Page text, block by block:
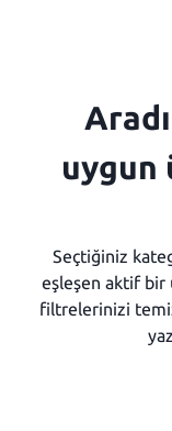
uygun
Seçtiğiniz
eşleşen aktif bir
filtrelerinizi